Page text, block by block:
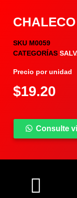
SKU M0059
CATEGORÍAS
Precio por unidad
$19.20
Consulte
COMPARTIR